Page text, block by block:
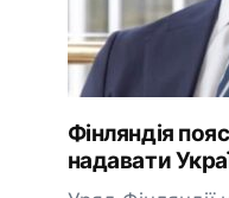
Фінляндія
надавати